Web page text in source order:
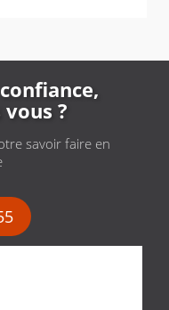
?
savoir faire en